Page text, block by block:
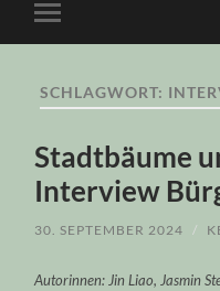
Mobile-
Menü
SCHLAGWORT:
Stadtbäume
Interview
30. SEPTEMBER 2024 /
Autorinnen: Jin Liao, Jasmin